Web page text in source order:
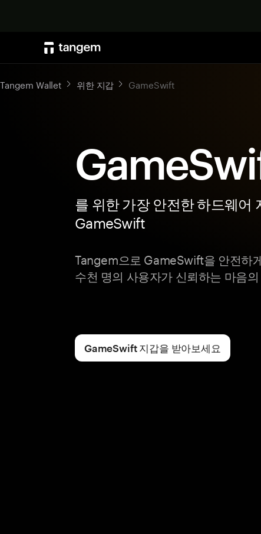
Tangem Wallet 위한 지갑 GameSwift
를 위한 가장 안전한 하드웨어
GameSwift
Tangem으로 GameSwift을 안전하
수천 명의 사용자가 신뢰하는 마음
GameSwift 지갑을 받아보세요